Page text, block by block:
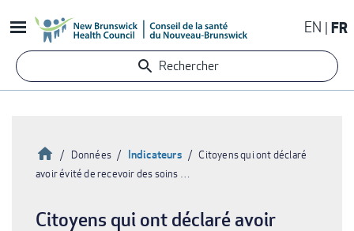
au
contenu
principal
EN FR
Rechercher
d'Ariane
Accueil
Données Indicateurs
Citoyens qui ont déclaré
avoir évité de recevoir des soins …
Citoyens qui ont déclaré avoir